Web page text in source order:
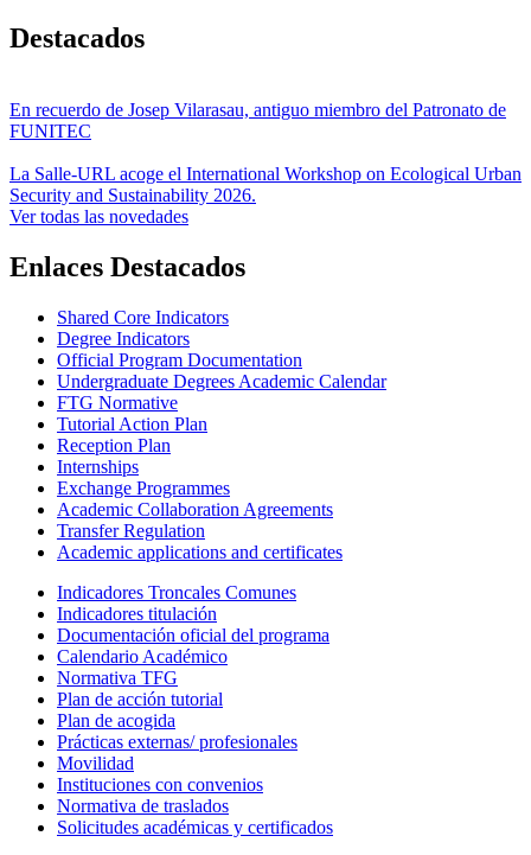
Destacados
En recuerdo de Josep Vilarasau, antiguo miembro del Patronato de
FUNITEC
La Salle-URL acoge el International Workshop on Ecological Urban
Security and Sustainability 2026.
Ver todas las novedades
Enlaces Destacados
Shared Core Indicators
Degree Indicators
Official Program Documentation
Undergraduate Degrees Academic Calendar
FTG Normative
Tutorial Action Plan
Reception Plan
Internships
Exchange Programmes
Academic Collaboration Agreements
Transfer Regulation
Academic applications and certificates
Indicadores Troncales Comunes
Indicadores titulación
Documentación oficial del programa
Calendario Académico
Normativa TFG
Plan de acción tutorial
Plan de acogida
Prácticas externas/ profesionales
Movilidad
Instituciones con convenios
Normativa de traslados
Solicitudes académicas y certificados